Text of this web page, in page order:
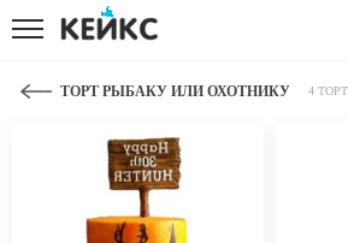
ТОРТ РЫБАКУ ИЛИ ОХОТНИКУ 4